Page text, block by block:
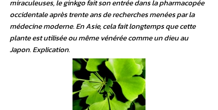
miraculeuses, le ginkgo fait son entrée dans la pharmacopée
occidentale après trente ans de recherches menées par la
médecine moderne. En Asie, cela fait longtemps que cette
plante est utilisée ou même vénérée comme un dieu au
Japon. Explication.